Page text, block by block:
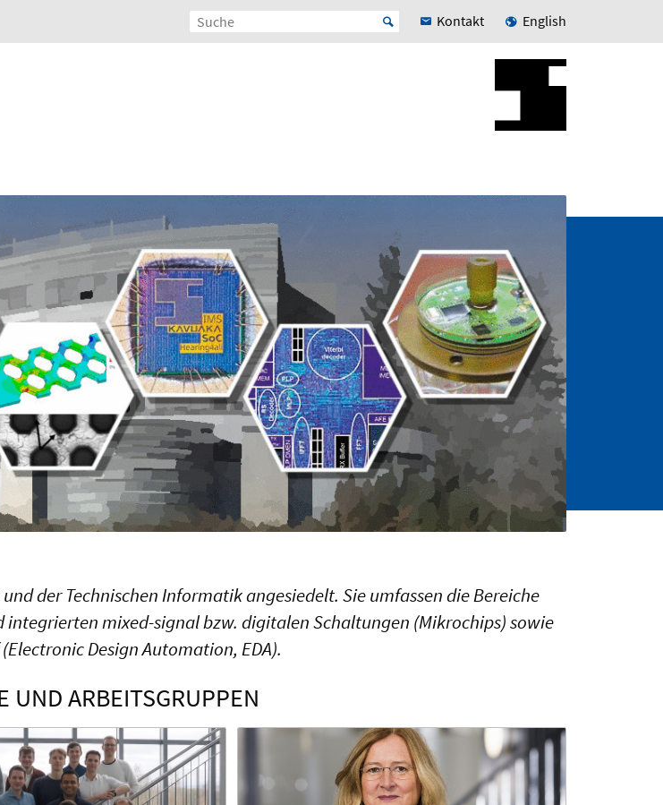
Kontakt English
der Technischen Informatik angesiedelt. Sie umfassen die Bereiche
mixed-signal bzw. digitalen Schaltungen (Mikrochips) sowie
Design Automation, EDA).
UND ARBEITSGRUPPEN